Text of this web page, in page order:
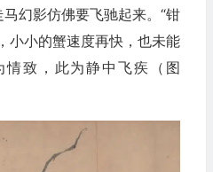
幻影仿佛要飞驰起来。“钳
小小的蟹速度再快，也未能
致，此为静中飞疾（图